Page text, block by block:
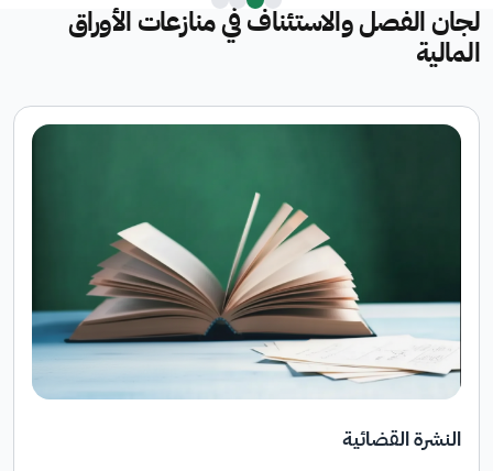
لجان الفصل والاستئناف في منازعات الأوراق
المالية
قرارات اللجنة